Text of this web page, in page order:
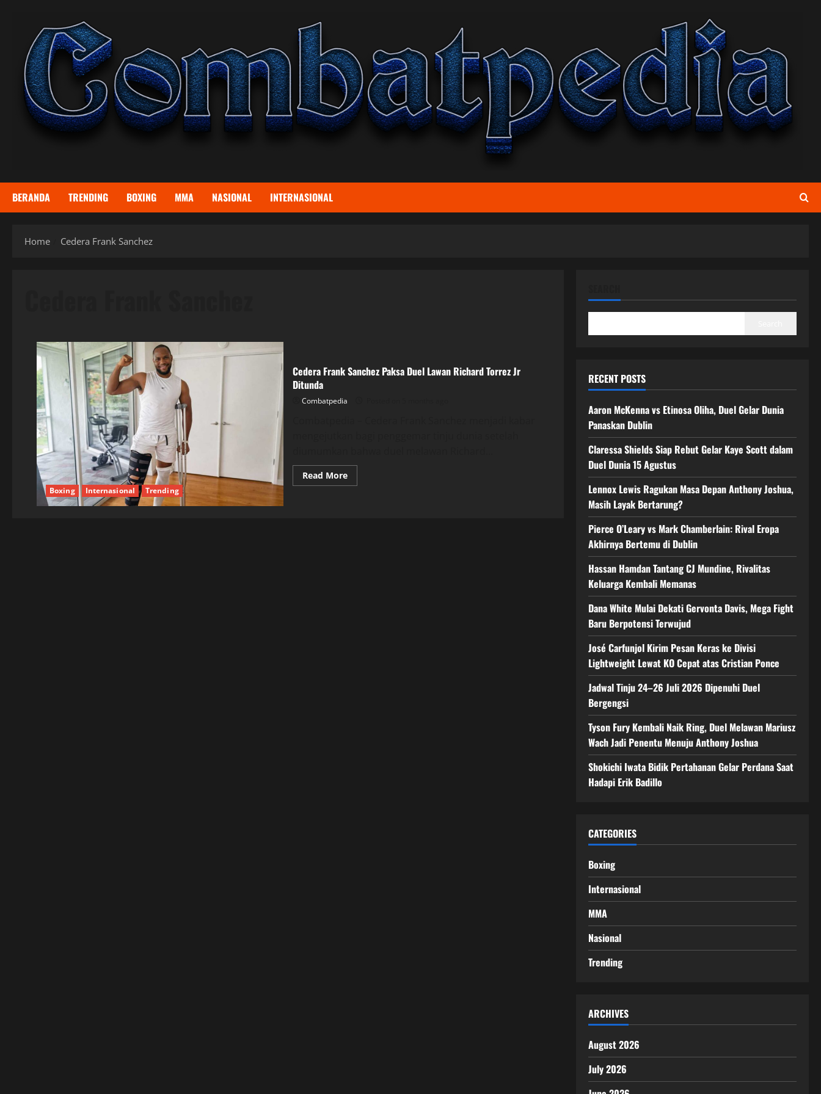
content
BERANDA TRENDING BOXING MMA NASIONAL INTERNASIONAL
Home Cedera Frank Sanchez
Boxing Internasional Trending
Cedera Frank Sanchez Paksa Duel Lawan Richard Torrez Jr
Ditunda
Combatpedia
Read MoreRead
more
RECENT POSTS
Aaron McKenna vs Etinosa Oliha, Duel Gelar Dunia
Panaskan Dublin
Claressa Shields Siap Rebut Gelar Kaye Scott dalam
Duel Dunia 15 Agustus
Lennox Lewis Ragukan Masa Depan Anthony Joshua,
Masih Layak Bertarung?
Pierce O’Leary vs Mark Chamberlain: Rival Eropa
Akhirnya Bertemu di Dublin
Hassan Hamdan Tantang CJ Mundine, Rivalitas
Keluarga Kembali Memanas
Dana White Mulai Dekati Gervonta Davis, Mega Fight
Baru Berpotensi Terwujud
José Carfunjol Kirim Pesan Keras ke Divisi
Lightweight Lewat KO Cepat atas Cristian Ponce
Jadwal Tinju 24–26 Juli 2026 Dipenuhi Duel
Bergengsi
Tyson Fury Kembali Naik Ring, Duel Melawan Mariusz
Wach Jadi Penentu Menuju Anthony Joshua
Shokichi Iwata Bidik Pertahanan Gelar Perdana Saat
Hadapi Erik Badillo
CATEGORIES
Boxing
Internasional
MMA
Nasional
Trending
ARCHIVES
August 2026
July 2026